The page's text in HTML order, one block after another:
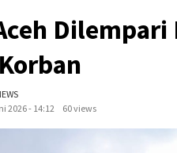
2026 - 14:12
60 views